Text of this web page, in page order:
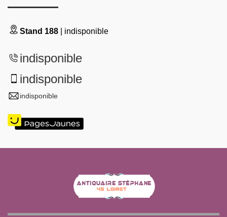
Stand 188 | indisponible
indisponible
indisponible
indisponible